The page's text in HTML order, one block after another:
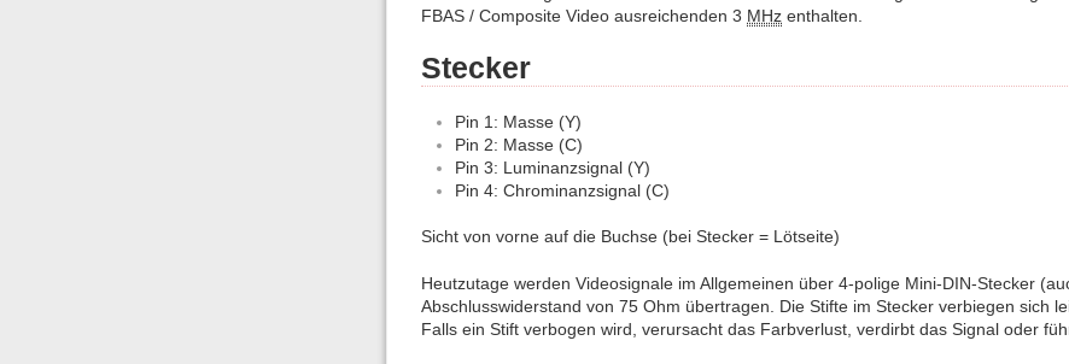
FBAS / Composite Video ausreichenden 3 MHz enthalten.
Stecker
Pin 1: Masse (Y)
Pin 2: Masse (C)
Pin 3: Luminanzsignal (Y)
Pin 4: Chrominanzsignal (C)
Sicht von vorne auf die Buchse (bei Stecker = Lötseite)
Heutzutage werden Videosignale im Allgemeinen über 4-polige Mini-DIN-Stecker
Abschlusswiderstand von 75 Ohm übertragen. Die Stifte im Stecker verbiegen sich
Falls ein Stift verbogen wird, verursacht das Farbverlust, verdirbt das Signal oder